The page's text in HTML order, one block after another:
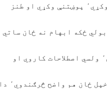
مقاومت بېرته د شاعر ځان ته راجع کیږي٬ ځکه شاعر باید اعتراف وکړي٬ پوښتنې وکړي او طنز
د وخت اړتیا بولي ځکه ابهام نه ځان ساتي
شاعر غواړي چې خبره یې سمدستي واورېدل شي نو برسیرنې خبرې کوي٬ ولسي اصطلاحات کاروي او
بل دا چې د اوسنۍ شاعرۍ په دا ډول ماډل کې شاعر ځان نه پټوي او خپل ځان هم واضح څرګندوي٬ دا